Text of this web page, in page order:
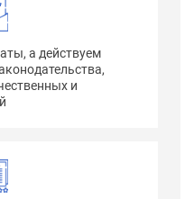
а действуем
и